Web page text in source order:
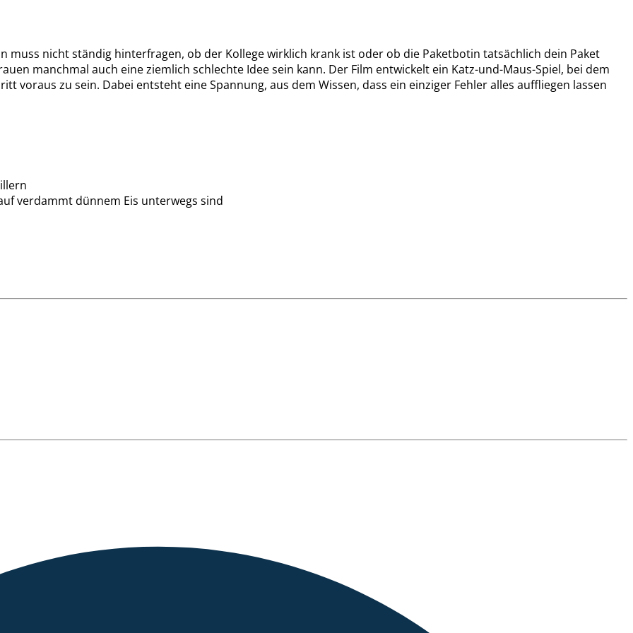
muss nicht ständig hinterfragen, ob der Kollege wirklich krank ist oder ob die Paketbotin tatsächlich dein Paket
manchmal auch eine ziemlich schlechte Idee sein kann. Der Film entwickelt ein Katz-und-Maus-Spiel, bei dem
voraus zu sein. Dabei entsteht eine Spannung, aus dem Wissen, dass ein einziger Fehler alles auffliegen lassen
verdammt dünnem Eis unterwegs sind